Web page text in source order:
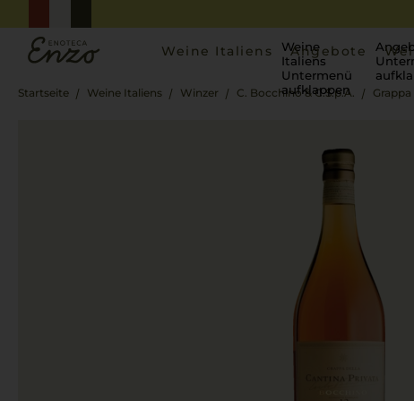
Weine Italiens
Weine
Italiens
Untermenü
aufklappen
Angebote
Startseite Weine Italiens Winzer C. Bocchino & C.S.p.A.